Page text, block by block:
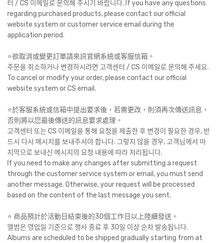
터 / CS 이메일로 문의해 주시기 바랍니다. If you have any questions
regarding purchased products, please contact our official
website system or customer service email during the
application period.
⭐️欲取消或變更訂單請來訊官網系統或客服信箱。
주문을 취소하거나 변경하시려면 고객센터 / CS 이메일로 문의해 주세요.
To cancel or modify your order, please contact our official
website system or CS email.
⭐️於客服系統或信箱中提出要求後，若需更改，則須再次傳送訊息，
否則將以您最後傳送的訊息要求處理。
고객센터 또는 CS 이메일을 통해 요청을 제출한 후 변경이 필요한 경우, 반
드시 다시 메시지를 보내주셔야 합니다. 그렇지 않을 경우, 고객님께서 마
지막으로 보내신 메시지의 요청 내용에 따라 처리됩니다.
If you need to make any changes after submitting a request
through the customer service system or email, you must send
another message. Otherwise, your request will be processed
based on the content of the last message you sent.
⭐️ 商品預計於活動日結束後的30個工作日以上陸續發送。
앨범은 영업일 기준으로 행사 종료 후 30일 이상 순차 발송됩니다.
Albums are scheduled to be shipped gradually starting from at